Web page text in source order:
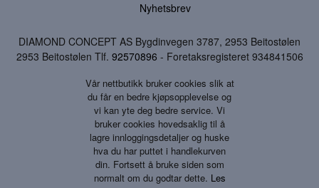
Nyhetsbrev
DIAMOND CONCEPT AS Bygdinvegen 3787, 2953 Beitostølen
2953 Beitostølen Tlf. 92570896 - Foretaksregisteret 934841506
Vår nettbutikk bruker cookies slik at
du får en bedre kjøpsopplevelse og
vi kan yte deg bedre service. Vi
bruker cookies hovedsaklig til å
lagre innloggingsdetaljer og huske
hva du har puttet i handlekurven
din. Fortsett å bruke siden som
normalt om du godtar dette. Les